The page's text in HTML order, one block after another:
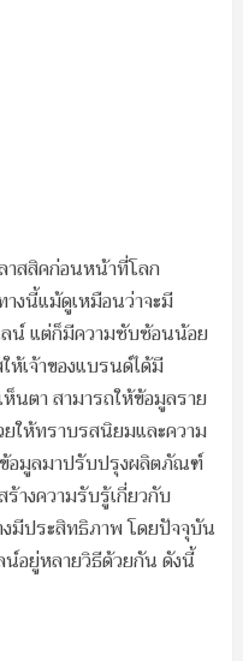
าสสิคก่อนหน้าที่โลก
งนี้แม้ดูเหมือนว่าจะมี
ลน์ แต่ก็มีความซับซ้อนน้อย
ห้เจ้าของแบรนด์ได้มี
ตา สามารถให้ข้อมูลราย
ให้ทราบรสนิยมและความ
ข้อมูลมาปรับปรุงผลิตภัณฑ์
างความรับรู้เกี่ยวกับ
มีประสิทธิภาพ โดยปัจจุบัน
อยู่หลายวิธีด้วยกัน ดังนี้